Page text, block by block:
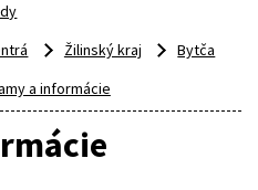
Žilinský kraj
Bytča
a informácie